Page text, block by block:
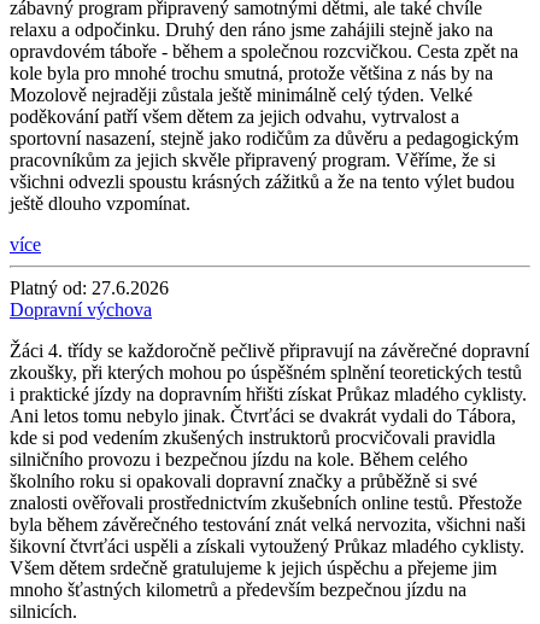
zábavný program připravený samotnými dětmi, ale také chvíle
relaxu a odpočinku. Druhý den ráno jsme zahájili stejně jako na
opravdovém táboře - během a společnou rozcvičkou. Cesta zpět na
kole byla pro mnohé trochu smutná, protože většina z nás by na
Mozolově nejraději zůstala ještě minimálně celý týden. Velké
poděkování patří všem dětem za jejich odvahu, vytrvalost a
sportovní nasazení, stejně jako rodičům za důvěru a pedagogickým
pracovníkům za jejich skvěle připravený program. Věříme, že si
všichni odvezli spoustu krásných zážitků a že na tento výlet budou
ještě dlouho vzpomínat.
více
Platný od: 27.6.2026
Dopravní výchova
Žáci 4. třídy se každoročně pečlivě připravují na závěrečné dopravní
zkoušky, při kterých mohou po úspěšném splnění teoretických testů
i praktické jízdy na dopravním hřišti získat Průkaz mladého cyklisty.
Ani letos tomu nebylo jinak. Čtvrťáci se dvakrát vydali do Tábora,
kde si pod vedením zkušených instruktorů procvičovali pravidla
silničního provozu i bezpečnou jízdu na kole. Během celého
školního roku si opakovali dopravní značky a průběžně si své
znalosti ověřovali prostřednictvím zkušebních online testů. Přestože
byla během závěrečného testování znát velká nervozita, všichni naši
šikovní čtvrťáci uspěli a získali vytoužený Průkaz mladého cyklisty.
Všem dětem srdečně gratulujeme k jejich úspěchu a přejeme jim
mnoho šťastných kilometrů a především bezpečnou jízdu na
silnicích.